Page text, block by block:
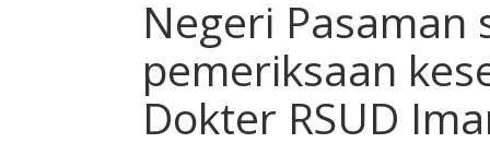
Negeri
pemeriksaan
Dokter RSUD